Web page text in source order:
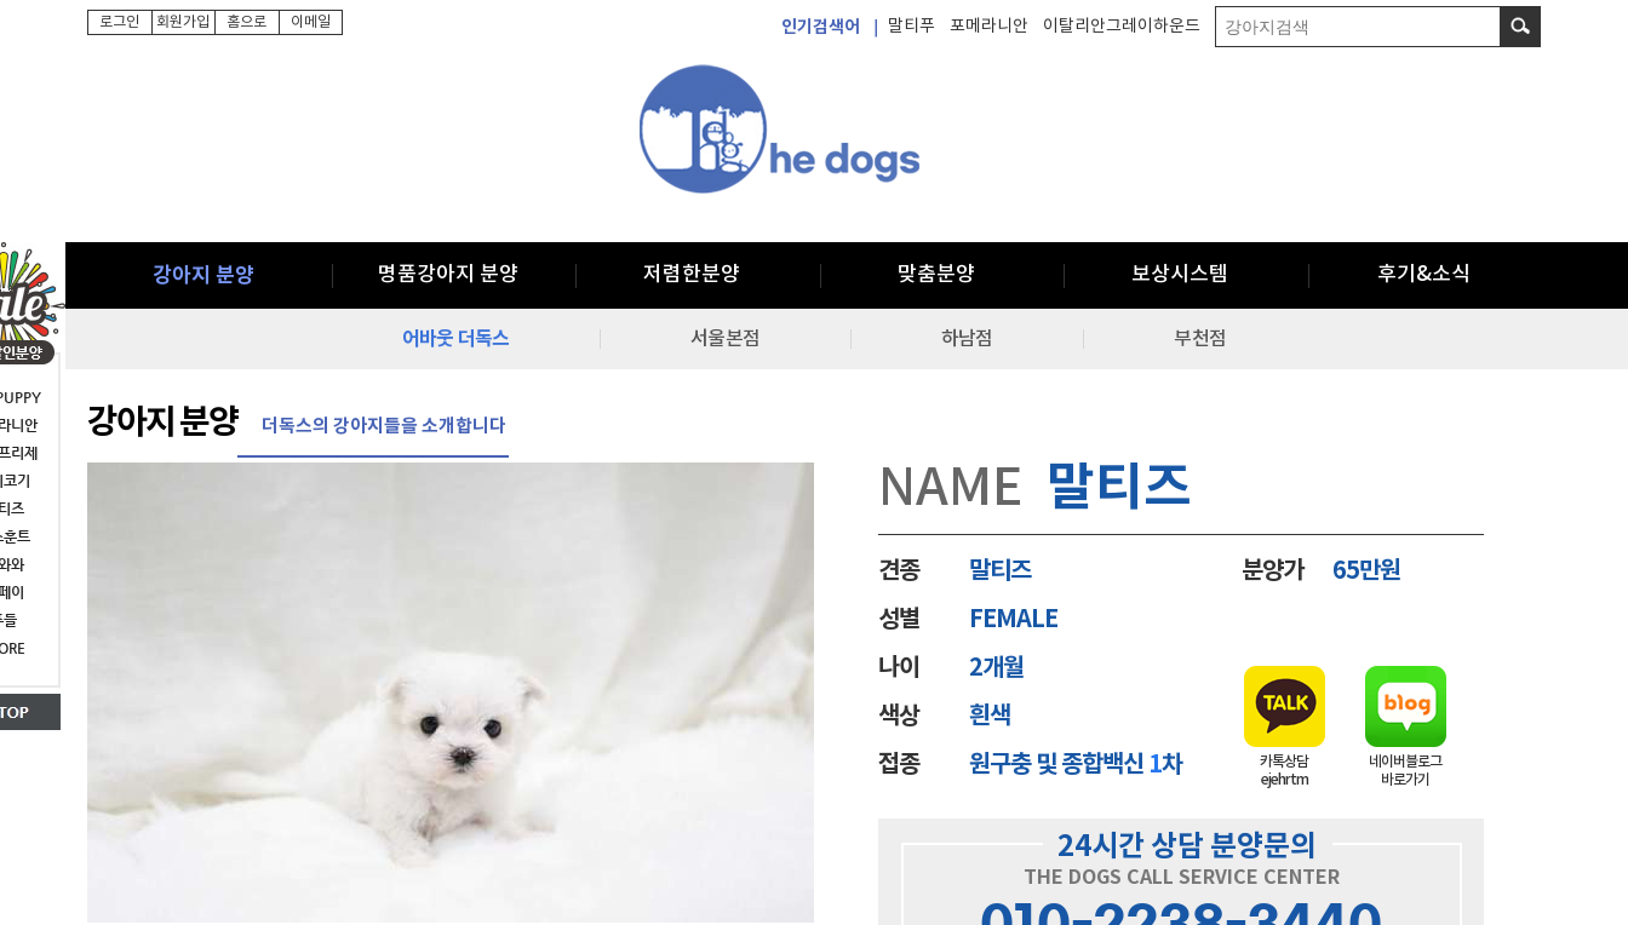
로그인 회원가입 홈으로 이메일 인기검색어 ｜ 말티푸 포메라니안 이탈리안그레이하운드
강아지 분양 명품강아지 분양 저렴한분양 맞춤분양 보상시스템 후기&소식
어바웃 더독스 서울본점 하남점 부천점
니안
리제
기
즈
훈트
와
이
들
강아지 분양 더독스의 강아지들을 소개합니다
NAME 말티즈
견종 말티즈 분양가
65만원
성별
FEMALE
나이
2개월
색상
흰색
접종
원구충 및 종합백신 1차
카톡상담
ejehrtm
네이버블로그
바로가기
24시간 상담 분양문의
THE DOGS CALL SERVICE CENTER